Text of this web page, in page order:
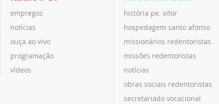
empregos
notícias
ouça ao vivo
programação
vídeos
história pe. vitor
hospedagem santo afonso
missionários redentoristas
missões redentoristas
notícias
obras sociais redentoristas
secretariado vocacional